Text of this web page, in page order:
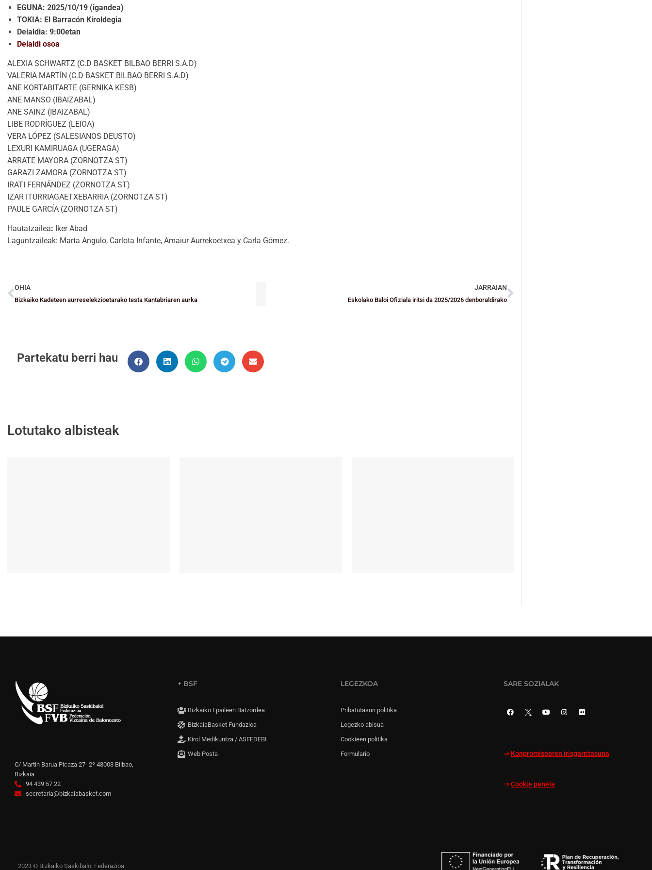
EGUNA: 2025/10/19 (igandea)
TOKIA: El Barracón Kiroldegia
Deialdia: 9:00etan
Deialdi osoa
ALEXIA SCHWARTZ (C.D BASKET BILBAO BERRI S.A.D)
VALERIA MARTÍN (C.D BASKET BILBAO BERRI S.A.D)
ANE KORTABITARTE (GERNIKA KESB)
ANE MANSO (IBAIZABAL)
ANE SAINZ (IBAIZABAL)
LIBE RODRÍGUEZ (LEIOA)
VERA LÓPEZ (SALESIANOS DEUSTO)
LEXURI KAMIRUAGA (UGERAGA)
ARRATE MAYORA (ZORNOTZA ST)
GARAZI ZAMORA (ZORNOTZA ST)
IRATI FERNÁNDEZ (ZORNOTZA ST)
IZAR ITURRIAGAETXEBARRIA (ZORNOTZA ST)
PAULE GARCÍA (ZORNOTZA ST)
Hautatzailea: Iker Abad
Laguntzaileak: Marta Angulo, Carlota Infante, Amaiur Aurrekoetxea y Carla Gómez.
OHIA
Bizkaiko Kadeteen aurreselekzioetarako testa Kantabriaren aurka
JARRAIAN
Eskolako Baloi Ofiziala iritsi da 2025/2026 denboraldirako
Partekatu berri hau
Lotutako albisteak
C/ Martín Barua Picaza 27- 2º 48003 Bilbao,
Bizkaia
94 439 57 22
secretaria@bizkaiabasket.com
+ BSF
Bizkaiko Epaileen Batzordea
BizkaiaBasket Fundazioa
Kirol Medikuntza / ASFEDEBI
Web Posta
LEGEZKOA
Pribatutasun politika
Legezko abisua
Cookieen politika
Formulario
SARE SOZIALAK
⇒ Konpromisoaren irisgarritasuna
⇒ Cookie panela
2023 © Bizkaiko Saskibaloi Federazioa